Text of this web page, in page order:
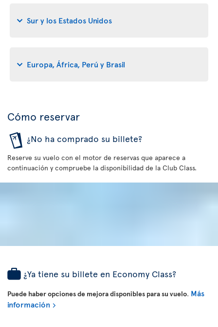
Sur y los Estados Unidos
Europa, África, Perú y Brasil
Cómo reservar
¿No ha comprado su billete?
Reserve su vuelo con el motor de reservas que aparece a
continuación y compruebe la disponibilidad de la Club Class.
¿Ya tiene su billete en Economy Class?
Puede haber opciones de mejora disponibles para su vuelo. Más
información